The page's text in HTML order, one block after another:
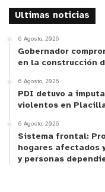
Ultimas noticias
6 Agosto, 2026
Gobernador
en la construcción
6 Agosto, 2026
PDI detuvo a
violentos en
6 Agosto, 2026
Sistema frontal:
hogares afectados
y personas